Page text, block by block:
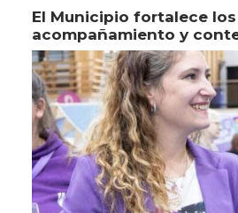
El Municipio fortalece
acompañamiento y